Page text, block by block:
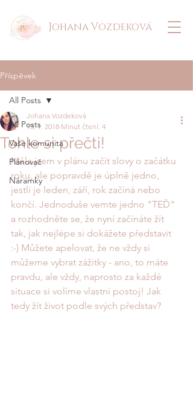
Johana Vozdeková
Příspěvek
All Posts
Vaše komunita
Plánovač
Náramky
All Posts
Tohle si přečti!
Johana Vozdeková
13. 1. 2018 Minut čtení: 4
Měla jsem v plánu začít slovy o začátku
roku, ale popravdě je úplně jedno,
jestli je leden, září, rok začíná nebo
končí. Jednoduše vemte jedno "TEĎ"
a rozhodněte se, že nyní začínáte žít
tak, jak nejlépe si dokážete představit
:-) Můžete apelovat, že ne vždy si
můžeme vybrat zážitky - ano, to máte
pravdu, ale vždy, naprosto za každé
situace si volíme vlastní postoj! Jak
tedy žít život podle svých představ?